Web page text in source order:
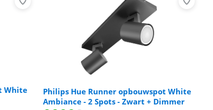
White
Philips Hue Runner opbouwspot White
Ambiance - 2 Spots - Zwart + Dimmer